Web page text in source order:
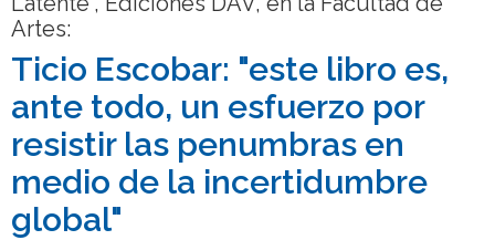
Egresadas/os
Artes:
Ticio Escobar: "este libro es,
ante todo, un esfuerzo por
resistir las penumbras en
medio de la incertidumbre
global"